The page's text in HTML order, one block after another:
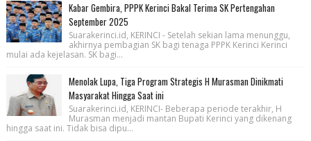
Kabar Gembira, PPPK Kerinci Bakal Terima SK Pertengahan
September 2025
Suarakerinci.id, KERINCI - Setelah sekian lama menunggu,
akhirnya pembagian SK bagi tenaga PPPK Kerinci Kerinci
mulai ada kejelasan. SK bagi...
Menolak Lupa, Tiga Program Strategis H Murasman Dinikmati
Masyarakat Hingga Saat ini
Suarakerinci.id, KERINCI- Beberapa periode terakhir, H
Murasman menjadi mantan Bupati Kerinci yang dikenang
hingga saat ini. Tidak bisa dipu...